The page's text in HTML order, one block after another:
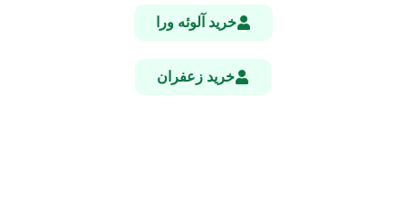
خرید آلوئه ورا
خرید زعفران